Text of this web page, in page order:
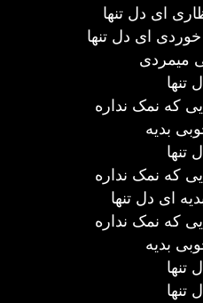
ای دل تنها
ای دل تنها
میمردی
تنها
که نمک نداره
بدیه
تنها
که نمک نداره
ای دل تنها
که نمک نداره
بدیه
تنها
تنها